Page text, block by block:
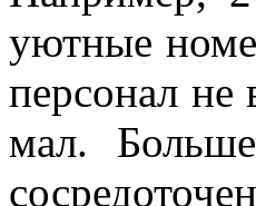
уютные
персонал не
мал.